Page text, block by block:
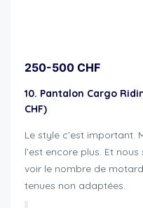
250-500 CHF
10. Pantalon Cargo
CHF)
Le style c’est important.
l’est encore plus. Et
voir le nombre de
tenues non adaptées.